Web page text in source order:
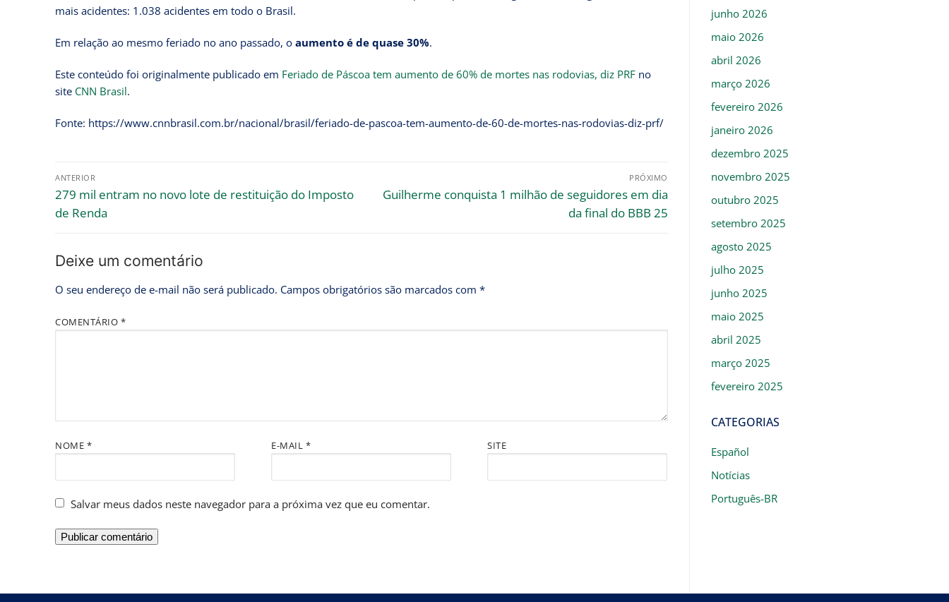
mais acidentes: 1.038 acidentes em todo o Brasil.
Em relação ao mesmo feriado no ano passado, o aumento é de quase 30%.
Este conteúdo foi originalmente publicado em Feriado de Páscoa tem aumento de 60% de mortes nas rodovias, diz PRF no
site CNN Brasil.
Fonte: https://www.cnnbrasil.com.br/nacional/brasil/feriado-de-pascoa-tem-aumento-de-60-de-mortes-nas-rodovias-diz-prf/
ANTERIOR
279 mil entram no novo lote de restituição do Imposto
de Renda
PRÓXIMO
Guilherme conquista 1 milhão de seguidores em dia
da final do BBB 25
Deixe um comentário
O seu endereço de e-mail não será publicado. Campos obrigatórios são marcados com *
COMENTÁRIO *
NOME * E-MAIL * SITE
Salvar meus dados neste navegador para a próxima vez que eu comentar.
junho 2026
maio 2026
abril 2026
março 2026
fevereiro 2026
janeiro 2026
dezembro 2025
novembro 2025
outubro 2025
setembro 2025
agosto 2025
julho 2025
junho 2025
maio 2025
abril 2025
março 2025
fevereiro 2025
CATEGORIAS
Español
Notícias
Português-BR